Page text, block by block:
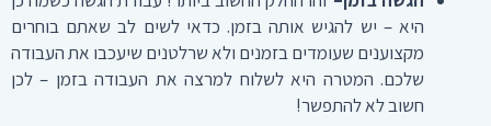
היא – יש להגיש אותה בזמן. כדאי לשים לב שאתם בוחרים
מקצוענים שעומדים בזמנים ולא שרלטנים שיעכבו את העבודה
שלכם. המטרה היא לשלוח למרצה את העבודה בזמן – לכן
חשוב לא להתפשר!